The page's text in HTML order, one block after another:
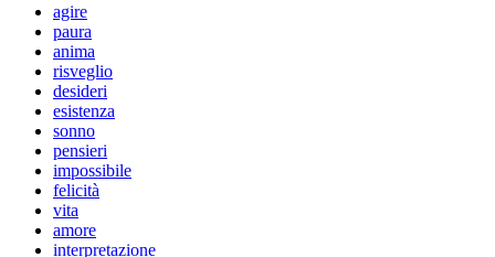
agire
paura
anima
risveglio
desideri
esistenza
sonno
pensieri
impossibile
felicità
vita
amore
interpretazione